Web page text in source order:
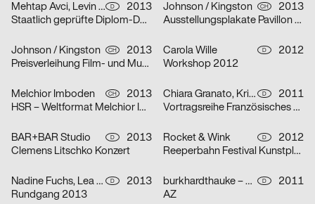
Mehtap Avci, Levin Stadler D
2013
Staatlich geprüfte Diplom-Designer / Diplomparty
Johnson / Kingston CH
2013
Ausstellungsplakate Pavillon Tribschenhorn
Johnson / Kingston CH
2013
Preisverleihung Film- und Musikpreis des Kantons Bern
Carola Wille D
2012
Workshop 2012
Melchior Imboden CH
2013
HSR – Weltformat Melchior Imboden
Chiara Granato, Kristina Huber, Christian Körbel, Maximilian Pecher D
2011
Vortragsreihe Französisches Grafikdesign
BAR+BAR Studio D
2013
Clemens Litschko Konzert
Rocket & Wink D
2012
Reeperbahn Festival Kunstplakate
Nadine Fuchs, Lea Schmidt D
2013
Rundgang 2013
burkhardthauke – büro für gestaltung D
2011
AZ